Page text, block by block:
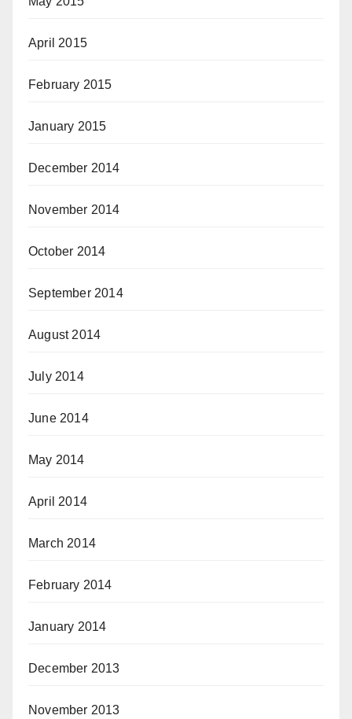
April 2015
February 2015
January 2015
December 2014
November 2014
October 2014
September 2014
August 2014
July 2014
June 2014
May 2014
April 2014
March 2014
February 2014
January 2014
December 2013
November 2013